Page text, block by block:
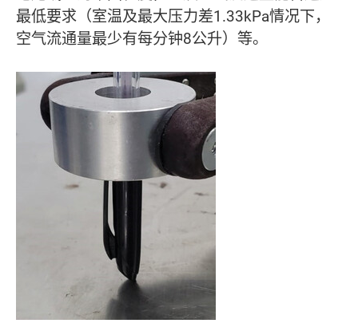
最低要求（室温及最大压力差1.33kPa情况下，
空气流通量最少有每分钟8公升）等。